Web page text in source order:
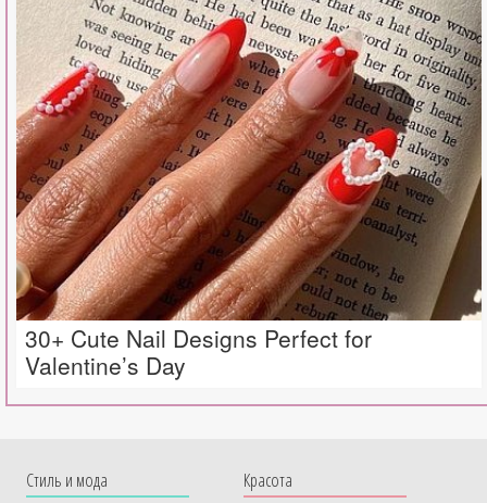
30+ Cute Nail Designs Perfect for
Valentine’s Day
Cтиль и мода Красота